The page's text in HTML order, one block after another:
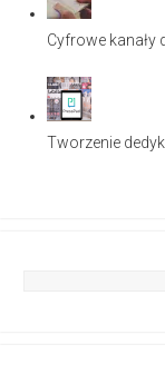
Cyfrowe kanały
Tworzenie